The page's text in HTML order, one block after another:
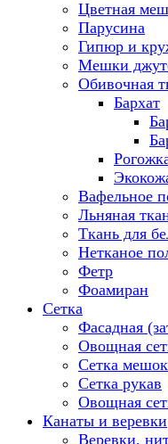
Цветная
Парусина
Гипюр и
Мешки
Обивочная
Бархат
Вафельное
Льняная
Ткань для
Нетканое
Фетр
Фоамиран
Сетка
Фасадная
Овощная
Сетка
Сетка рукав
Овощная
Канаты и веревки
Веревки,